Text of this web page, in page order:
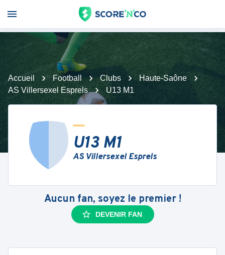
Accueil Football Clubs
Haute-Saône
AS Villersexel Esprels
U13 M1
U13 M1
AS Villersexel Esprels
Aucun fan, soyez le premier !
DEVENIR FAN